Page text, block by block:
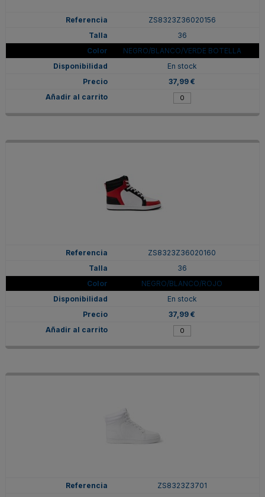
ZS8323Z36020156
36
NEGRO/BLANCO/VERDE BOTELLA
En stock
37,99 €
ZS8323Z36020160
36
NEGRO/BLANCO/ROJO
En stock
37,99 €
ZS8323Z3701